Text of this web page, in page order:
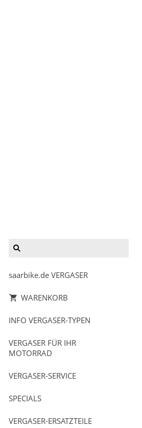
saarbike.de VERGASER
WARENKORB
INFO VERGASER-TYPEN
VERGASER FÜR IHR
MOTORRAD
VERGASER-SERVICE
SPECIALS
VERGASER-ERSATZTEILE